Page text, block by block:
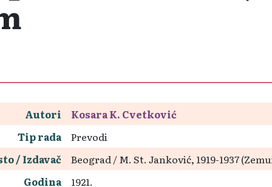
Autori
Kosara K. Cvetković
Tip rada
Prevodi
/ Izdavač
Beograd / M. St. Janković, 1919-1937
Godina
1921.